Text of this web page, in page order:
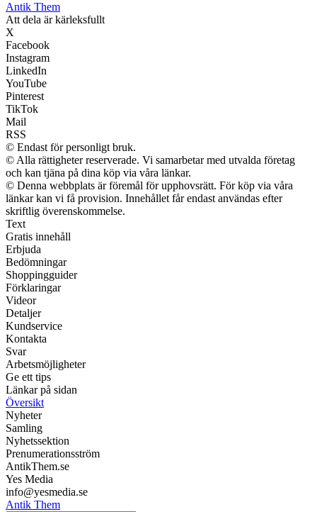
Antik Them
Att dela är kärleksfullt
X
Facebook
Instagram
LinkedIn
YouTube
Pinterest
TikTok
Mail
RSS
© Endast för personligt bruk.
© Alla rättigheter reserverade. Vi samarbetar med utvalda företag
och kan tjäna på dina köp via våra länkar.
© Denna webbplats är föremål för upphovsrätt. För köp via våra
länkar kan vi få provision. Innehållet får endast användas efter
skriftlig överenskommelse.
Text
Gratis innehåll
Erbjuda
Bedömningar
Shoppingguider
Förklaringar
Videor
Detaljer
Kundservice
Kontakta
Svar
Arbetsmöjligheter
Ge ett tips
Länkar på sidan
Översikt
Nyheter
Samling
Nyhetssektion
Prenumerationsström
AntikThem.se
Yes Media
info@yesmedia.se
Antik Them